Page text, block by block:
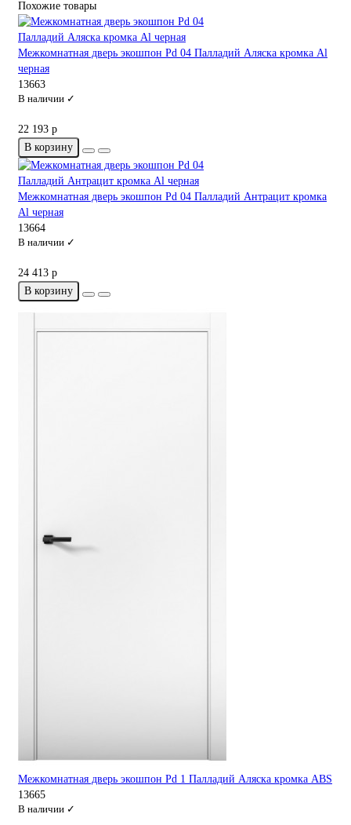
Похожие товары
Межкомнатная дверь экошпон Pd 04 Палладий Аляска кромка Al
черная
13663
В наличии ✓
22 193 р
В корзину
Межкомнатная дверь экошпон Pd 04 Палладий Антрацит кромка
Al черная
13664
В наличии ✓
24 413 р
В корзину
Межкомнатная дверь экошпон Pd 1 Палладий Аляска кромка ABS
13665
В наличии ✓